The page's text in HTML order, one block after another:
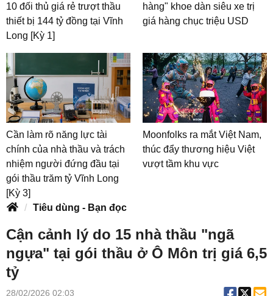
10 đối thủ giá rẻ trượt thầu
thiết bị 144 tỷ đồng tại Vĩnh
Long [Kỳ 1]
hàng" khoe dàn siêu xe trị
giá hàng chục triệu USD
Cần làm rõ năng lực tài
chính của nhà thầu và trách
nhiệm người đứng đầu tại
gói thầu trăm tỷ Vĩnh Long
[Kỳ 3]
Moonfolks ra mắt Việt Nam,
thúc đẩy thương hiệu Việt
vượt tầm khu vực
Tiêu dùng - Bạn đọc
Cận cảnh lý do 15 nhà thầu "ngã
ngựa" tại gói thầu ở Ô Môn trị giá 6,5
tỷ
28/02/2026 02:03